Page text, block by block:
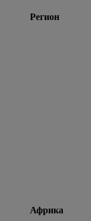
Регион
Африка